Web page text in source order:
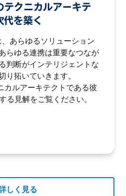
テクニカルアーキテ
代を築く
あらゆるソリューション
らゆる連携は重要なつなが
判断がインテリジェントな
り拓いていきます。
カルアーキテクトである彼
る見解をご覧ください。
しく見る